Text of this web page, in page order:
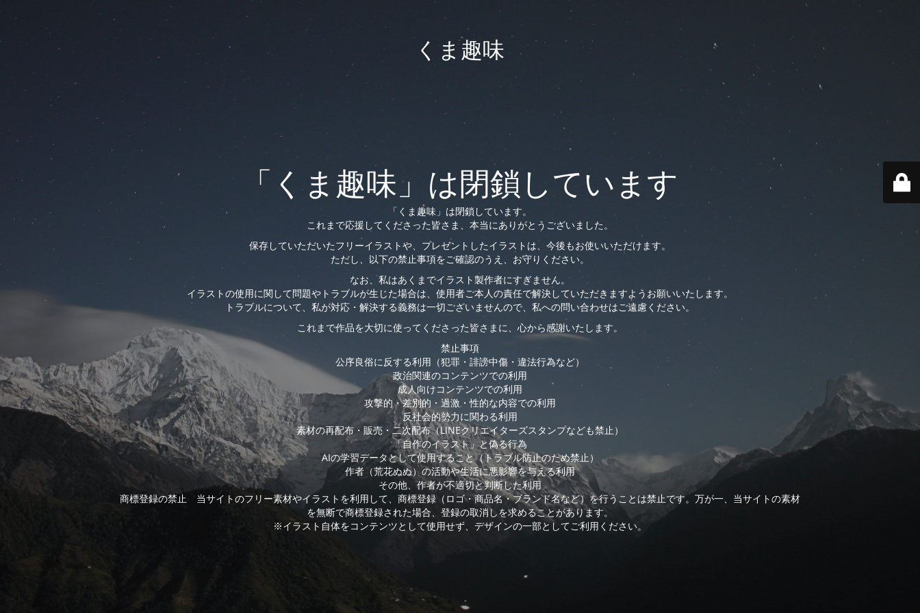
くま趣味
「くま趣味」は閉鎖しています
「くま趣味」は閉鎖しています。
これまで応援してくださった皆さま、本当にありがとうございました。
保存していただいたフリーイラストや、プレゼントしたイラストは、今後もお使いいただけます。
ただし、以下の禁止事項をご確認のうえ、お守りください。
なお、私はあくまでイラスト製作者にすぎません。
イラストの使用に関して問題やトラブルが生じた場合は、使用者ご本人の責任で解決していただきますようお願いいたします。
トラブルについて、私が対応・解決する義務は一切ございませんので、私への問い合わせはご遠慮ください。
これまで作品を大切に使ってくださった皆さまに、心から感謝いたします。
禁止事項
公序良俗に反する利用（犯罪・誹謗中傷・違法行為など）
政治関連のコンテンツでの利用
成人向けコンテンツでの利用
攻撃的・差別的・過激・性的な内容での利用
反社会的勢力に関わる利用
素材の再配布・販売・二次配布（LINEクリエイターズスタンプなども禁止）
「自作のイラスト」と偽る行為
AIの学習データとして使用すること（トラブル防止のため禁止）
作者（荒花ぬぬ）の活動や生活に悪影響を与える利用
その他、作者が不適切と判断した利用
商標登録の禁止 当サイトのフリー素材やイラストを利用して、商標登録（ロゴ・商品名・ブランド名など）を行うことは禁止です。万が一、当サイトの素材
を無断で商標登録された場合、登録の取消しを求めることがあります。
※イラスト自体をコンテンツとして使用せず、デザインの一部としてご利用ください。